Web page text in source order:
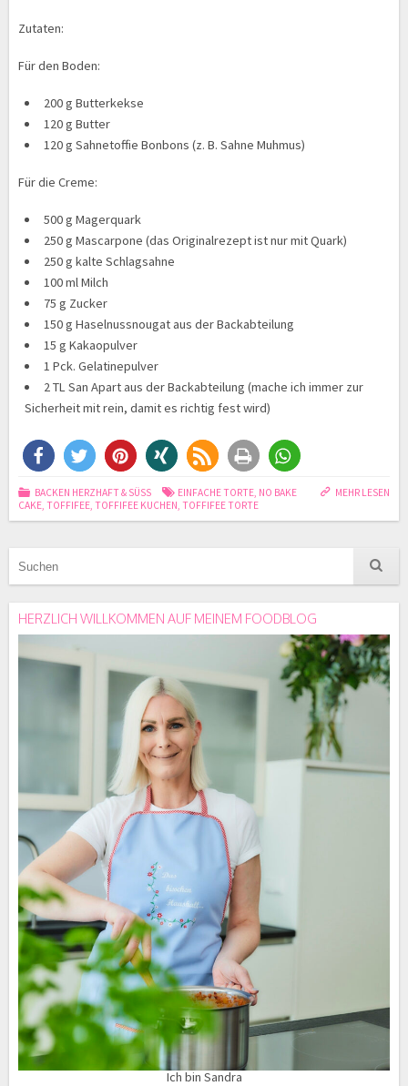
Zutaten:
Für den Boden:
200 g Butterkekse
120 g Butter
120 g Sahnetoffie Bonbons (z. B. Sahne Muhmus)
Für die Creme:
500 g Magerquark
250 g Mascarpone (das Originalrezept ist nur mit Quark)
250 g kalte Schlagsahne
100 ml Milch
75 g Zucker
150 g Haselnussnougat aus der Backabteilung
15 g Kakaopulver
1 Pck. Gelatinepulver
2 TL San Apart aus der Backabteilung (mache ich immer zur
Sicherheit mit rein, damit es richtig fest wird)
MEHR LESEN
BACKEN HERZHAFT & SÜSS EINFACHE TORTE, NO BAKE
CAKE, TOFFIFEE, TOFFIFEE KUCHEN, TOFFIFEE TORTE
HERZLICH WILLKOMMEN AUF MEINEM FOODBLOG
Ich bin Sandra